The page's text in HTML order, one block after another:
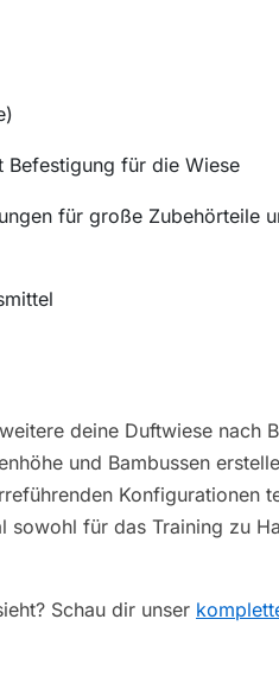
für die Wiese
für große Zubehörteile
deine Duftwiese nach
und Bambussen
Konfigurationen
sowohl für das Training zu
Schau dir unser